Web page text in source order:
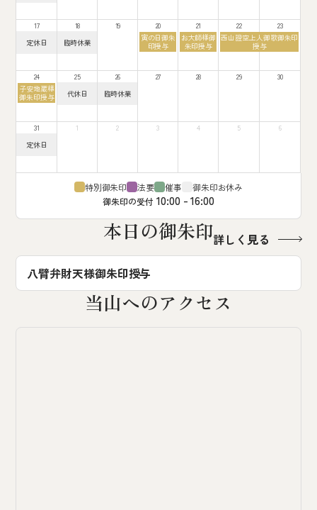
2026
月
17 18 19 20 21 22
23
月
17th
2026
定休日
火
2026
臨時休業
木
日,
月
寅の日御朱
印授与
金
曜
日,
月
お大師様御
朱印授与
土
日,
月
西山證空上人御歌御朱印
授与
24 25 26 27 28 29
30
月
曜
日,
月
子安地蔵様
御朱印授与
火
代休日
水
臨時休業
31 1 2 3 4 5
6
月
定休日
御朱印の受付 10:00 - 16:00
特別御朱印 法要 催事 御朱印お休み
本日の御朱印詳しく見る
八臂弁財天様御朱印授与
当山へのアクセス